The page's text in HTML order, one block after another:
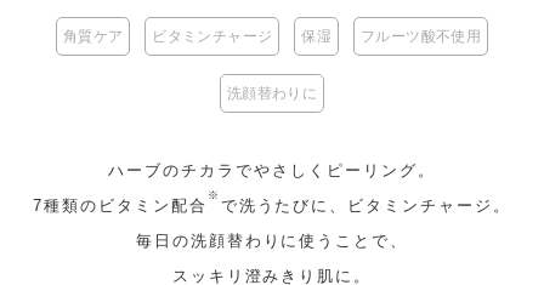
角質ケア ビタミンチャージ 保湿 フルーツ酸不使用
洗顔替わりに
ハーブのチカラでやさしくピーリング。
7種類のビタミン配合
※
で洗うたびに、ビタミンチャージ。
毎日の洗顔替わりに使うことで、
スッキリ澄みきり肌に。